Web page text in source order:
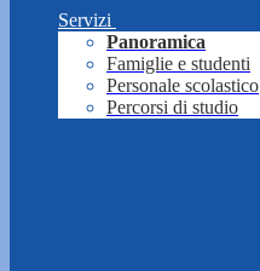
Servizi
Panoramica
Famiglie e studenti
Personale scolastico
Percorsi di studio